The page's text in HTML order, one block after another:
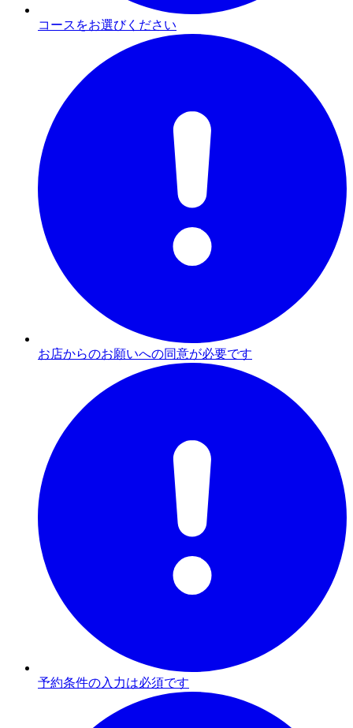
コースをお選びください
お店からのお願いへの同意が必要です
予約条件の入力は必須です